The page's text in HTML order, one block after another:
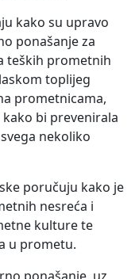
kako su upravo
ponašanje za
teških prometnih
toplijeg
prometnicama,
bi prevenirala
nekoliko
poručuju kako je
nesreća i
kulture te
u prometu.
ponašanje, uz